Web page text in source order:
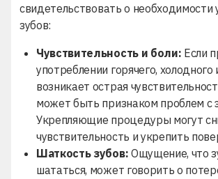
свидетельствовать о необходимости
зубов:
Чувствительность и боли: Если
употреблении горячего, холодного
возникает острая
может быть признаком проблем с
Укрепляющие процедуры могут
чувствительность и укрепить
Шаткость зубов: Ощущение, что
шататься, может говорить о